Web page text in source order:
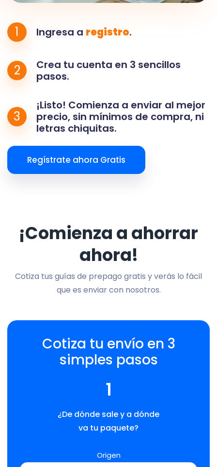
1 Ingresa a registro.
2
Crea tu cuenta en 3 sencillos
pasos.
3
¡Listo! Comienza a enviar al mejor
precio, sin mínimos de compra, ni
letras chiquitas.
Regístrate ahora Gratis
¡Comienza a ahorrar
ahora!
Cotiza tus guías de prepago gratis y verás lo fácil
que es enviar con nosotros.
Cotiza tu envío en 3
simples pasos
1
¿De dónde sale y a dónde
va tu paquete?
Origen